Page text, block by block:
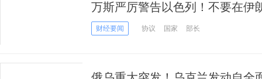
万斯严厉警告以色列！不要在伊
友”特朗普对着干
财经要闻 协议 国家 部长